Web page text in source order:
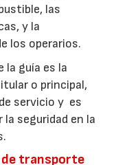
las
y la
los operarios.
la guía es la
o principal,
servicio y es
seguridad en la
de transporte